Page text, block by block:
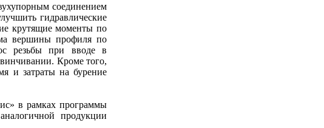
соединением
гидравлические
крутящие моменты по
вершины профиля по
резьбы при вводе в
Кроме того,
и затраты на бурение
в рамках программы
продукции